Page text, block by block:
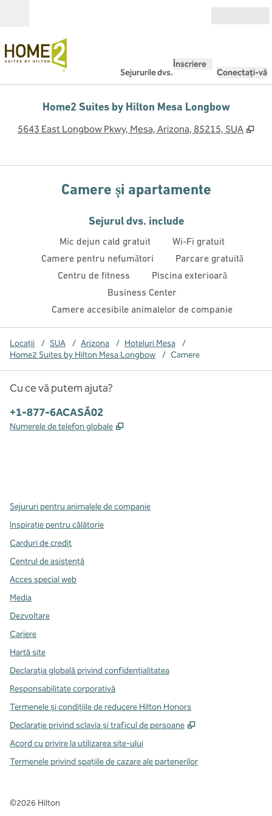
Sejururile dvs.
Înscriere
Conectați-vă
Home2 Suites by Hilton Mesa Longbow
5643 East Longbow Pkwy, Mesa, Arizona, 85215, SUA ,
Camere și apartamente
Sejurul dvs. include
Mic dejun cald gratuit
Wi-Fi gratuit
Camere pentru nefumători
Parcare gratuită
Centru de fitness
Piscina exterioară
Business Center
Camere accesibile animalelor de companie
Locații / SUA / Arizona / Hoteluri Mesa
/
Home2 Suites by Hilton Mesa Longbow
/ Camere
Cu ce vă putem ajuta?
Telefon:
+1-877-6ACASĂ02
Numerele de telefon globale ,
Sejururi pentru animalele de companie
Inspirație pentru călătorie
Carduri de credit
Centrul de asistență
Acces special web
Media
Dezvoltare
Cariere
Hartă site
Declarația globală privind confidenţialitatea
Responsabilitate corporativă
Termenele și condițiile de reducere Hilton Honors
Declarație privind sclavia și traficul de persoane
,
Acord cu privire la utilizarea site-ului
Termenele privind spațiile de cazare ale partenerilor
©2026 Hilton